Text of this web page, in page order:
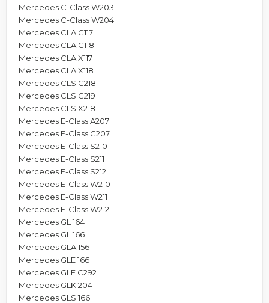
Mercedes C-Class W203
Mercedes C-Class W204
Mercedes CLA C117
Mercedes CLA C118
Mercedes CLA X117
Mercedes CLA X118
Mercedes CLS C218
Mercedes CLS C219
Mercedes CLS X218
Mercedes E-Class A207
Mercedes E-Class C207
Mercedes E-Class S210
Mercedes E-Class S211
Mercedes E-Class S212
Mercedes E-Class W210
Mercedes E-Class W211
Mercedes E-Class W212
Mercedes GL 164
Mercedes GL 166
Mercedes GLA 156
Mercedes GLE 166
Mercedes GLE C292
Mercedes GLK 204
Mercedes GLS 166